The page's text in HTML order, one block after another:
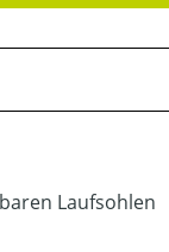
Laufsohlen